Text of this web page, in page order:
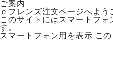
ご案内
ｅフレンズ注文ページへよう
このサイトにはスマートフォ
す。
スマートフォン用を表示 こ